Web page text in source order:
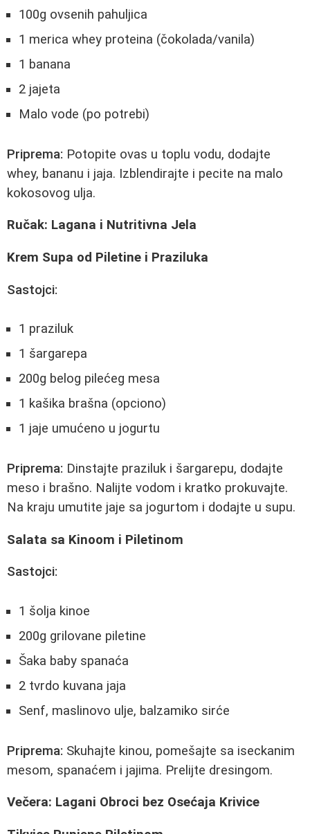
100g ovsenih pahuljica
1 merica whey proteina (čokolada/vanila)
1 banana
2 jajeta
Malo vode (po potrebi)
Priprema: Potopite ovas u toplu vodu, dodajte
whey, bananu i jaja. Izblendirajte i pecite na malo
kokosovog ulja.
Ručak: Lagana i Nutritivna Jela
Krem Supa od Piletine i Praziluka
Sastojci:
1 praziluk
1 šargarepa
200g belog pilećeg mesa
1 kašika brašna (opciono)
1 jaje umućeno u jogurtu
Priprema: Dinstajte praziluk i šargarepu, dodajte
meso i brašno. Nalijte vodom i kratko prokuvajte.
Na kraju umutite jaje sa jogurtom i dodajte u supu.
Salata sa Kinoom i Piletinom
Sastojci:
1 šolja kinoe
200g grilovane piletine
Šaka baby spanaća
2 tvrdo kuvana jaja
Senf, maslinovo ulje, balzamiko sirće
Priprema: Skuhajte kinou, pomešajte sa iseckanim
mesom, spanaćem i jajima. Prelijte dresingom.
Večera: Lagani Obroci bez Osećaja Krivice